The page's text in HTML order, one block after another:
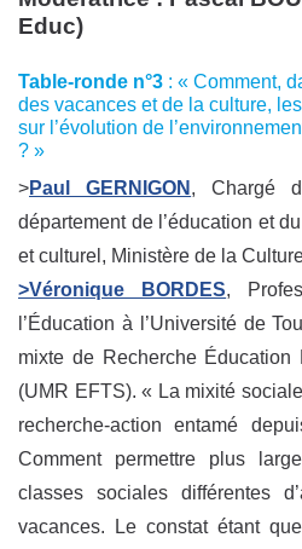
Educ)
Table-ronde n°3 : « Comment,
des vacances et de la culture,
sur l’évolution de
? »
>Paul GERNIGON , Chargé
département de l’éducation et
et culturel, Ministère de la
>Véronique BORDES,
l’Éducation à l’Université de
mixte de Recherche Éducation
(UMR EFTS). « La mixité
recherche-action entamé
Comment permettre plus
classes sociales différentes
vacances. Le constat étant